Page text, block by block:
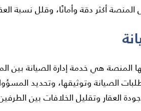
أكثر دقة وأمانًا، وقلل نسبة
المنصة هي خدمة إدارة الصيانة بين
الصيانة وتوثيقها، وتحديد
العقار وتقليل الخلافات بين